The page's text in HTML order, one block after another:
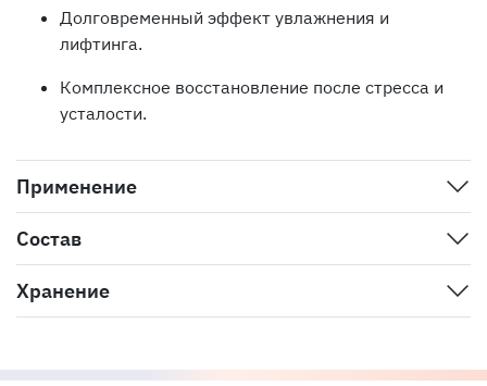
Долговременный эффект увлажнения и
лифтинга.
Комплексное восстановление после стресса и
усталости.
Применение
Состав
Хранение